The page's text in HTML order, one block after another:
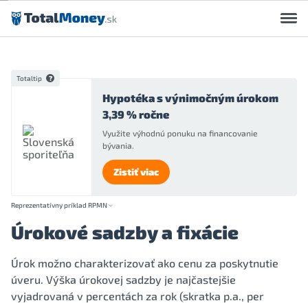
Preskočiť na obsah
Totaltip
Hypotéka s výnimočným úrokom
3,39 % ročne
Využite výhodnú ponuku na financovanie
bývania.
Zistiť viac
Reprezentatívny príklad RPMN
Úrokové sadzby a fixácie
Úrok možno charakterizovať ako cenu za poskytnutie
úveru. Výška úrokovej sadzby je najčastejšie
vyjadrovaná v percentách za rok (skratka p.a., per